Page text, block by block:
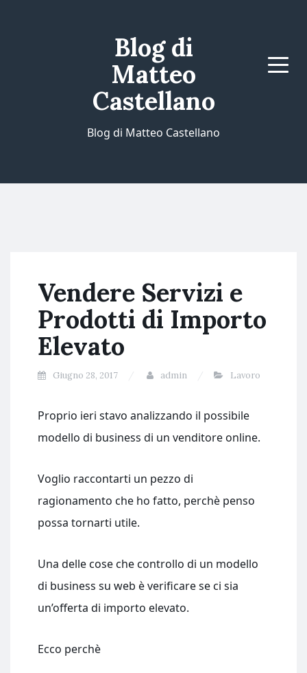
Blog di
Matteo
Castellano
Blog di Matteo Castellano
Menu
Vendere Servizi e
Prodotti di Importo
Elevato
Giugno 28, 2017 admin Lavoro
Proprio ieri stavo analizzando il possibile
modello di business di un venditore online.
Voglio raccontarti un pezzo di
ragionamento che ho fatto, perchè penso
possa tornarti utile.
Una delle cose che controllo di un modello
di business su web è verificare se ci sia
un’offerta di importo elevato.
Ecco perchè